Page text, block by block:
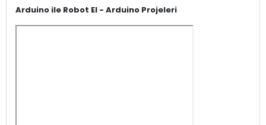
Arduino ile Robot El - Arduino Projeleri